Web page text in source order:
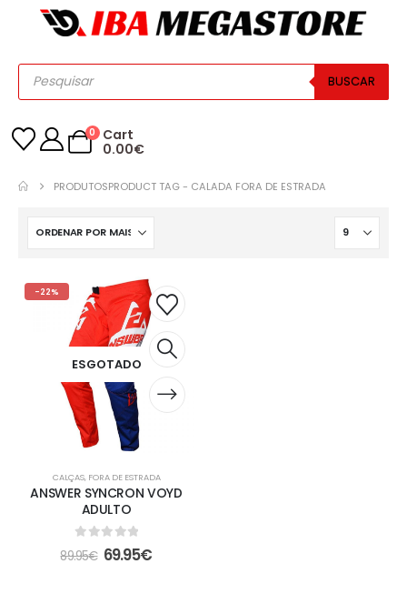
BUSCAR
0
Cart
0.00€
PRODUTOSPRODUCT TAG - CALADA FORA DE ESTRADA
-22%
ESGOTADO
CALÇAS, FORA DE ESTRADA
ANSWER SYNCRON VOYD
ADULTO
out of 5
89.95€ 69.95€